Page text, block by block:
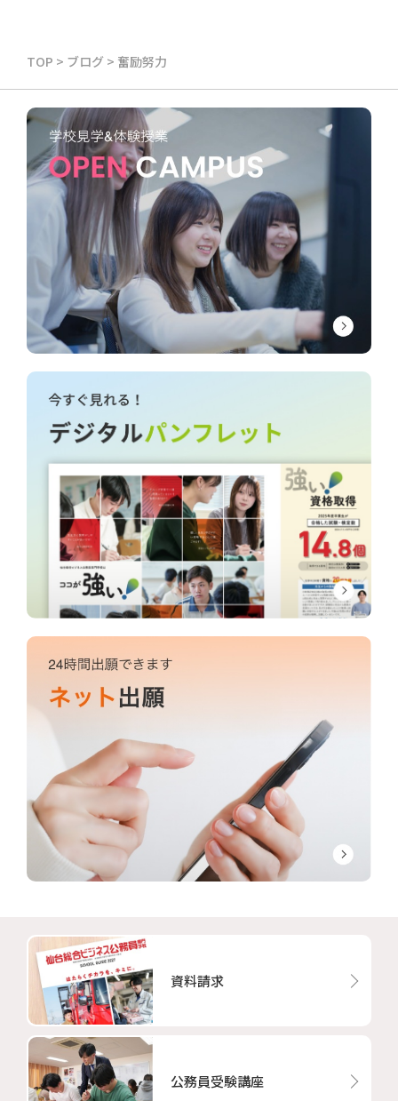
TOP > ブログ > 奮励努力
資料請求
公務員受験講座